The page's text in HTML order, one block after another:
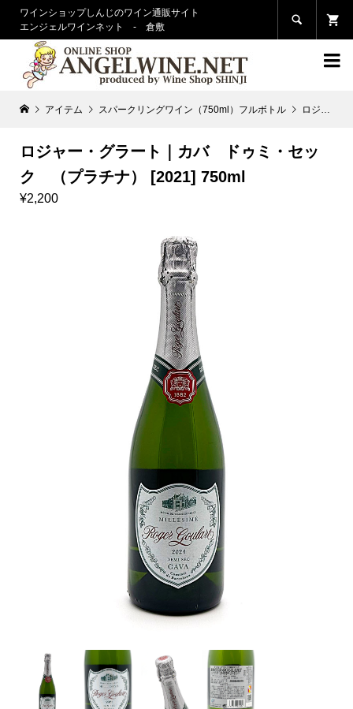
ワインショップしんじのワイン通販サイト
エンジェルワインネット - 倉敷


アイテム スパークリングワイン（750ml）フルボトル ロジャー・グラート｜カバ ドゥミ・セック （プラチナ） [2021] 750ml
ロジャー・グラート｜カバ ドゥミ・セッ
ク （プラチナ） [2021] 750ml
¥2,200